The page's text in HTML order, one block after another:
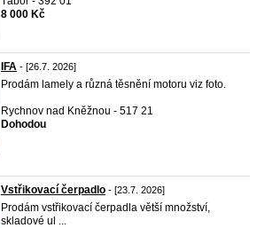
8 000 Kč
IFA - [26.7. 2026]
Prodám lamely a různá těsnění motoru viz foto.
Rychnov nad Kněžnou - 517 21
Dohodou
Vstřikovací čerpadlo - [23.7. 2026]
Prodám vstřikovací čerpadla větší množství,
skladové ul ...